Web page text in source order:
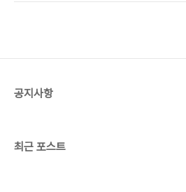
지구의 공전을 기준으로 만드러 졌습니다. 양력의 1
공지사항
최근 포스트